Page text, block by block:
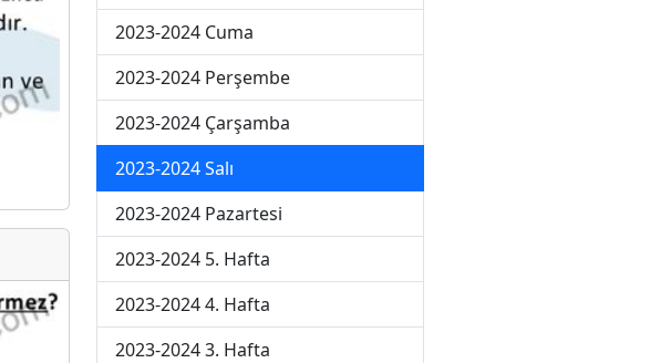
2023-2024 Cuma
2023-2024 Perşembe
2023-2024 Çarşamba
2023-2024 Salı
2023-2024 Pazartesi
2023-2024 5. Hafta
2023-2024 4. Hafta
2023-2024 3. Hafta